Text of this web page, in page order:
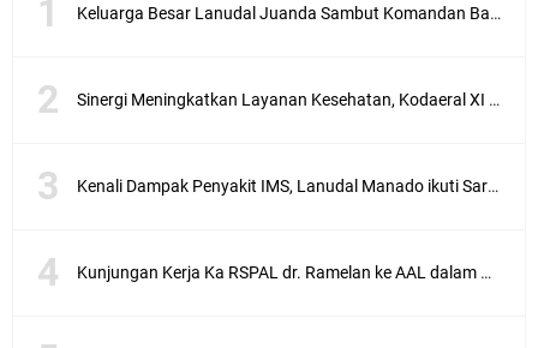
Keluarga Besar Lanudal Juanda Sambut Komandan Baru
Sinergi Meningkatkan Layanan Kesehatan, Kodaeral XI Terima Audiensi BPJS Kesehatan Kantor Cabang Merauke
Kenali Dampak Penyakit IMS, Lanudal Manado ikuti Sarasehan Jajaran Puspenerbal
Kunjungan Kerja Ka RSPAL dr. Ramelan ke AAL dalam Mempererat Sinergitas